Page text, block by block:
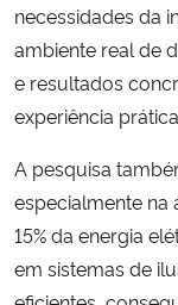
necessidades da
ambiente real de
e resultados
experiência
A pesquisa
especialmente na
15% da energia
em sistemas de